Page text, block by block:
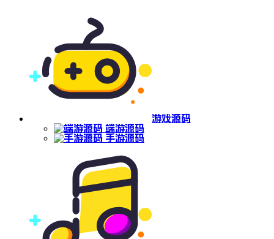
游戏源码
端游源码
手游源码